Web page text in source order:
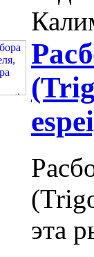
эта